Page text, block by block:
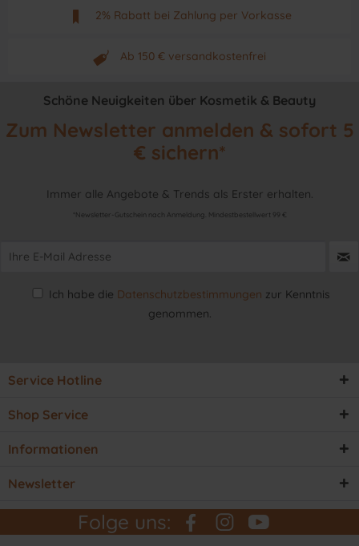
Mo - Fr. von 9 - 17 Uhr
2% Rabatt bei Zahlung per Vorkasse
Neuwertiges & aktuelles Produkt
Ab 150 € versandkostenfrei
Originalprodukt vom Hersteller
Schöne Neuigkeiten über Kosmetik & Beauty
Zum Newsletter anmelden & sofort 5
€ sichern*
Immer alle Angebote & Trends als Erster erhalten.
*Newsletter-Gutschein nach Anmeldung. Mindestbestellwert 99 €
Ich habe die Datenschutzbestimmungen zur Kenntnis
genommen.
Service Hotline
Shop Service
Informationen
Newsletter
Folge uns: